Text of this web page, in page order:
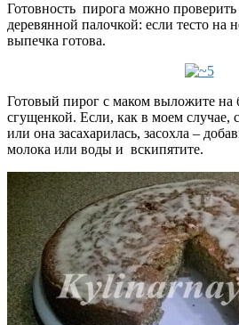
Готовность пирога можно проверить
деревянной палочкой: если тесто на
выпечка готова.
Готовый пирог с маком выложите на
сгущенкой. Если, как в моем случае,
или она засахарилась, засохла –
молока или воды и вскипятите.